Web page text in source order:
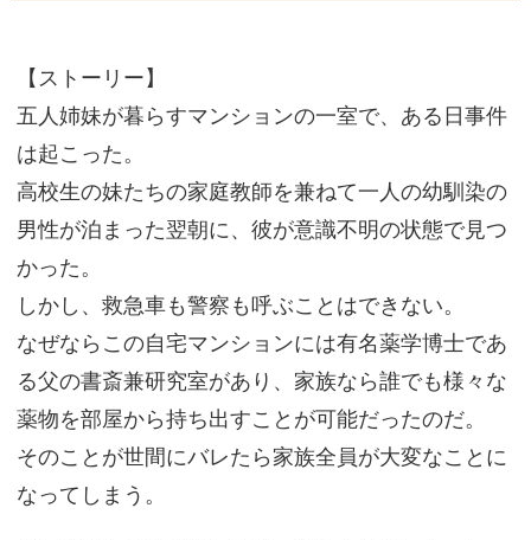
【ストーリー】
五人姉妹が暮らすマンションの一室で、ある日事件
は起こった。
高校生の妹たちの家庭教師を兼ねて一人の幼馴染の
男性が泊まった翌朝に、彼が意識不明の状態で見つ
かった。
しかし、救急車も警察も呼ぶことはできない。
なぜならこの自宅マンションには有名薬学博士であ
る父の書斎兼研究室があり、家族なら誰でも様々な
薬物を部屋から持ち出すことが可能だったのだ。
そのことが世間にバレたら家族全員が大変なことに
なってしまう。